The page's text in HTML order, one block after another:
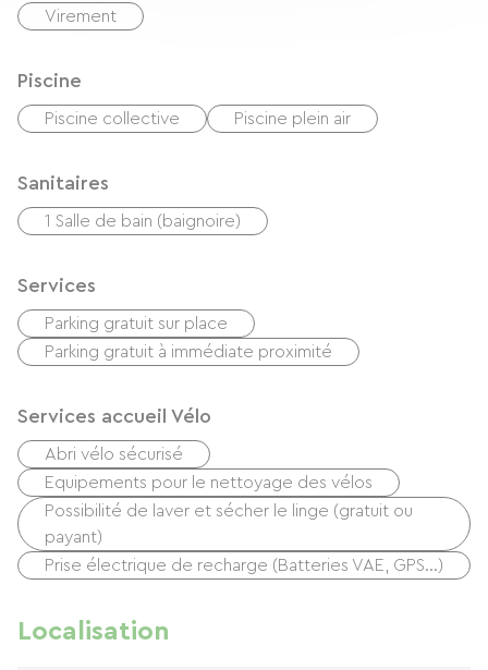
Virement
Piscine
Piscine collective Piscine plein air
Sanitaires
1 Salle de bain (baignoire)
Services
Parking gratuit sur place
Parking gratuit à immédiate proximité
Services accueil Vélo
Abri vélo sécurisé
Equipements pour le nettoyage des vélos
Possibilité de laver et sécher le linge (gratuit ou
payant)
Prise électrique de recharge (Batteries VAE, GPS…)
Localisation